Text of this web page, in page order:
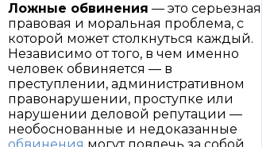
Ложные обвинения — это серьезная
правовая и моральная проблема, с
которой может столкнуться каждый.
Независимо от того, в чем именно
человек обвиняется — в
преступлении, административном
правонарушении, проступке или
нарушении деловой репутации —
необоснованные и недоказанные